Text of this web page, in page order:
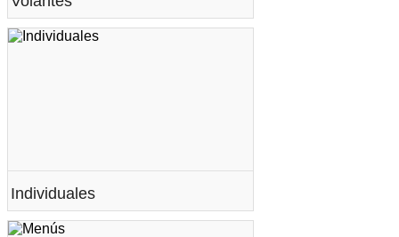
Individuales